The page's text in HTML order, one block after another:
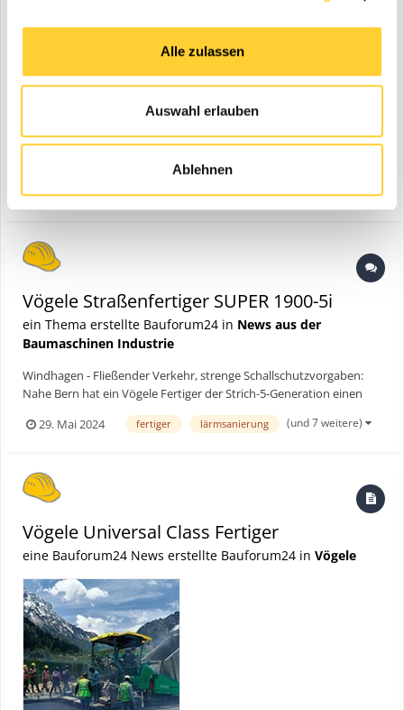
Alle zulassen
Auswahl erlauben
Ablehnen
Windhagen - Fließender Verkehr, strenge Schallschutzvorgaben:
Nahe Bern hat ein Vögele Fertiger der Strich-5-Generation einen
Abschnitt der A6 erneuert. Auf insgesamt 6 km Länge und 20 m
Breite wurde eine lärmmindernde Deckschicht in mehreren
29. Mai 2024 fertiger lärmsanierung (und 7 weitere)
Vögele Straßenfertiger SUPER 1900-5i
ein Thema erstellte Bauforum24 in News aus der
Baumaschinen Industrie
Windhagen - Fließender Verkehr, strenge Schallschutzvorgaben:
Nahe Bern hat ein Vögele Fertiger der Strich-5-Generation einen
Abschnitt der A6 erneuert. Auf insgesamt 6 km Länge und 20 m
Breite wurde eine lärmmindernde Deckschicht in mehreren
29. Mai 2024 fertiger lärmsanierung (und 7 weitere)
Vögele Universal Class Fertiger
eine Bauforum24 News erstellte Bauforum24 in Vögele